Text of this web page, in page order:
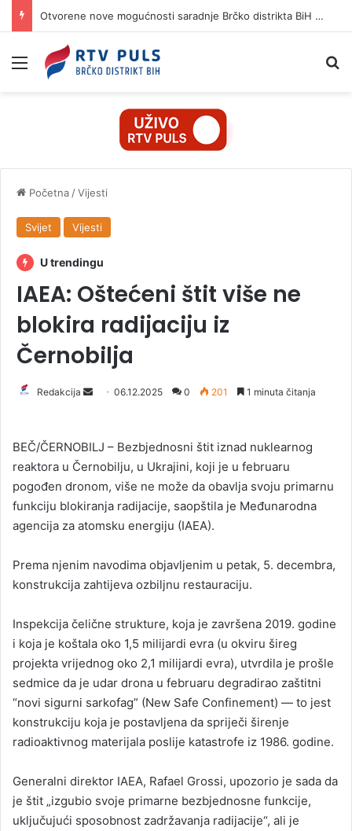
Otvorene nove mogućnosti saradnje Brčko distrikta BiH i Istanbulske privredne komore
Izbornik
Početna /Vijesti
Svijet Vijesti
U trendingu
IAEA: Oštećeni štit više ne
blokira radijaciju iz
Černobilja
Redakcija
d
a
n
e
m
i
l
06.12.2025 0 201 1 minuta čitanja
BEČ/ČERNOBILJ – Bezbjednosni štit iznad nuklearnog
reaktora u Černobilju, u Ukrajini, koji je u februaru
pogođen dronom, više ne može da obavlja svoju primarnu
funkciju blokiranja radijacije, saopštila je Međunarodna
agencija za atomsku energiju (IAEA).
Prema njenim navodima objavljenim u petak, 5. decembra,
konstrukcija zahtijeva ozbiljnu restauraciju.
Inspekcija čelične strukture, koja je završena 2019. godine
i koja je koštala oko 1,5 milijardi evra (u okviru šireg
projekta vrijednog oko 2,1 milijardi evra), utvrdila je prošle
sedmice da je udar drona u februaru degradirao zaštitni
“novi sigurni sarkofag” (New Safe Confinement) — to jest
konstrukciju koja je postavljena da spriječi širenje
radioaktivnog materijala poslije katastrofe iz 1986. godine.
Generalni direktor IAEA, Rafael Grossi, upozorio je sada da
je štit „izgubio svoje primarne bezbjednosne funkcije,
uključujući sposobnost zadržavanja radijacije“, ali je